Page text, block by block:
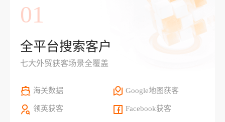
01
全平台搜索客户
七大外贸获客场景全覆盖
海关数据 Google地图获客
领英获客 Facebook获客